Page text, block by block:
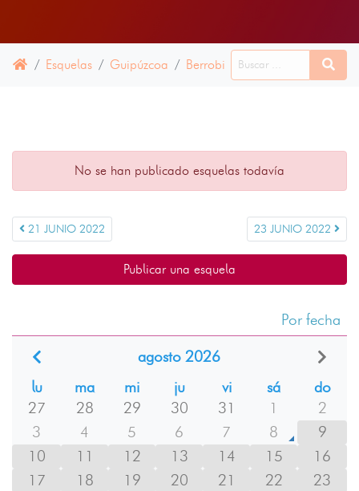
Esquelas Guipúzcoa Berrobi 22 JUNIO 2022
No se han publicado esquelas todavía
21 JUNIO 2022 23 JUNIO 2022
Publicar una esquela
Por fecha
agosto 2026
lu
ma mi ju vi sá
do
27
28 29 30 31 1
2
3
4 5 6 7 8
9
10
11 12 13 14 15
16
17
18 19 20 21 22
23